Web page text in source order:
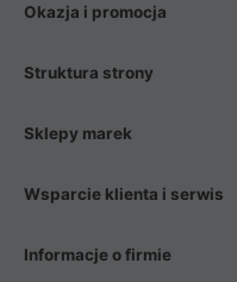
Okazja i promocja
Struktura strony
Sklepy marek
Wsparcie klienta i serwis
Informacje o firmie